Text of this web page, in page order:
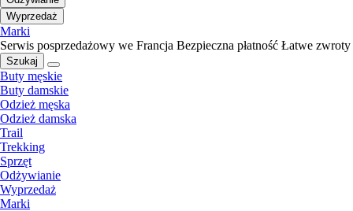
Wyprzedaż
Marki
Serwis posprzedażowy we Francja Bezpieczna płatność Łatwe zwroty
Szukaj
Buty męskie
Buty damskie
Odzież męska
Odzież damska
Trail
Trekking
Sprzęt
Odżywianie
Wyprzedaż
Marki